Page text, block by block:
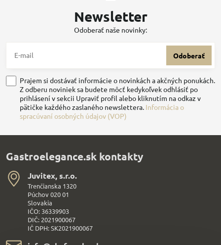
Newsletter
Odoberať naše novinky:
Odoberať
Prajem si dostávať informácie o novinkách a akčných ponukách.
Z odberu noviniek sa budete môcť kedykoľvek odhlásiť po
prihlásení v sekcii Upraviť profil alebo kliknutím na odkaz v
pätičke každého zaslaného newslettera. Informácia o
spracúvaní osobných údajov (VOP)
Gastroelegance.sk kontakty
Juvitex, s​.r​.o​.
Trenčianska 1320
Púchov 020 01
Slovakia
IČO: 36339903
DIČ: 2021900067
IČ DPH: SK2021900067